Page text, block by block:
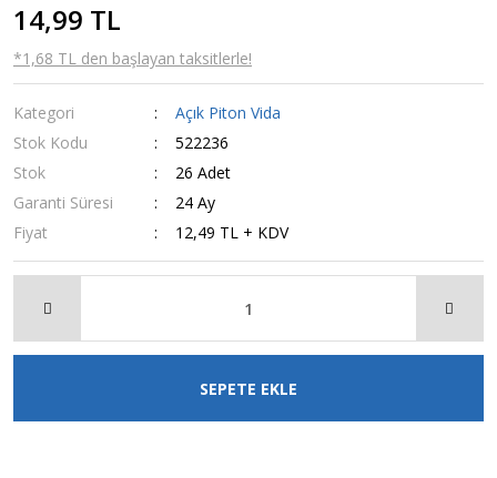
14,99 TL
*1,68 TL den başlayan taksitlerle!
Kategori
Açık Piton Vida
Stok Kodu
522236
Stok
26 Adet
Garanti Süresi
24 Ay
Fiyat
12,49 TL + KDV
SEPETE EKLE